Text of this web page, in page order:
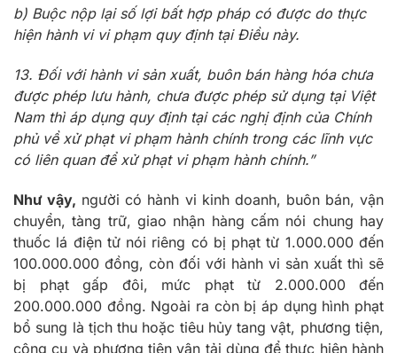
b) Buộc nộp lại số lợi bất hợp pháp có được do thực
hiện hành vi vi phạm quy định tại Điều này.
13. Đối với hành vi sản xuất, buôn bán hàng hóa chưa
được phép lưu hành, chưa được phép sử dụng tại Việt
Nam thì áp dụng quy định tại các nghị định của Chính
phủ về xử phạt vi phạm hành chính trong các lĩnh vực
có liên quan để xử phạt vi phạm hành chính.”
Như vậy, người có hành vi kinh doanh, buôn bán, vận
chuyển, tàng trữ, giao nhận hàng cấm nói chung hay
thuốc lá điện tử nói riêng có bị phạt từ 1.000.000 đến
100.000.000 đồng, còn đối với hành vi sản xuất thì sẽ
bị phạt gấp đôi, mức phạt từ 2.000.000 đến
200.000.000 đồng. Ngoài ra còn bị áp dụng hình phạt
bổ sung là tịch thu hoặc tiêu hủy tang vật, phương tiện,
công cụ và phương tiện vận tải dùng để thực hiện hành